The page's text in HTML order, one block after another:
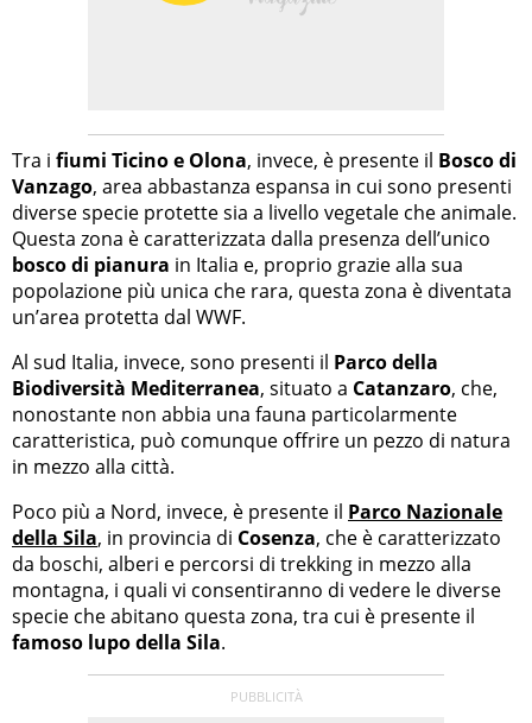
Tra i fiumi Ticino e Olona, invece, è presente il Bosco di
Vanzago, area abbastanza espansa in cui sono presenti
diverse specie protette sia a livello vegetale che animale.
Questa zona è caratterizzata dalla presenza dell’unico
bosco di pianura in Italia e, proprio grazie alla sua
popolazione più unica che rara, questa zona è diventata
un’area protetta dal WWF.
Al sud Italia, invece, sono presenti il Parco della
Biodiversità Mediterranea, situato a Catanzaro, che,
nonostante non abbia una fauna particolarmente
caratteristica, può comunque offrire un pezzo di natura
in mezzo alla città.
Poco più a Nord, invece, è presente il Parco Nazionale
della Sila, in provincia di Cosenza, che è caratterizzato
da boschi, alberi e percorsi di trekking in mezzo alla
montagna, i quali vi consentiranno di vedere le diverse
specie che abitano questa zona, tra cui è presente il
famoso lupo della Sila.